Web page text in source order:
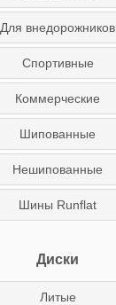
Для внедорожников
Спортивные
Коммерческие
Шипованные
Нешипованные
Шины Runflat
Диски
Литые